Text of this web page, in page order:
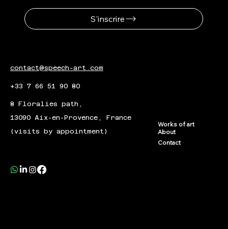
contact@speech-art.com
+33 7 66 51 90 80
8 Floralies path,
13090 Aix-en-Provence, France
(visits by appointment)
Works of art
About
Contact
S'inscrire